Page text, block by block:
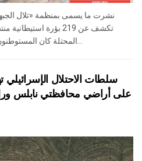
نشرت ما يسمى بمنظمة «تلال
تكشف عن 219 بؤرة
المحتلة كان المستوطنون قد أقاموها خلال السنوات القليلة...
سلطات الاحتلال
على أراضي محافظتي نابلس